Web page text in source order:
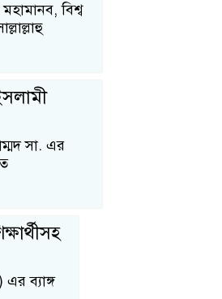
বিশ্ব
সা. এর
এর ব্যাঙ্গ